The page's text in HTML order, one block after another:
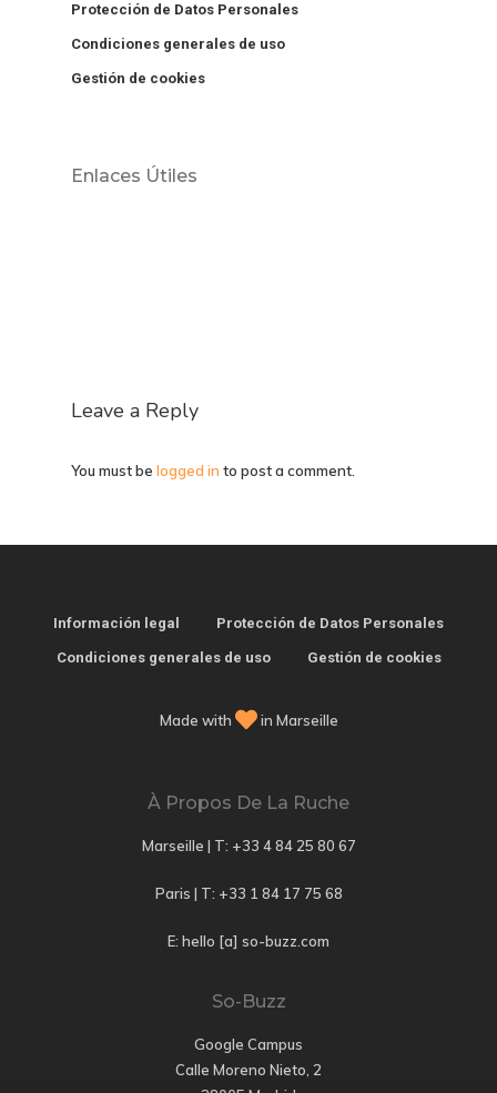
Protección de Datos Personales
Condiciones generales de uso
Gestión de cookies
Enlaces Útiles
Leave a Reply
You must be logged in to post a comment.
Información legal Protección de Datos Personales
Condiciones generales de uso Gestión de cookies
Made with in Marseille
À Propos De La Ruche
Marseille | T: +33 4 84 25 80 67
Paris | T: +33 1 84 17 75 68
E: hello [a] so-buzz.com
So-Buzz
Google Campus
Calle Moreno Nieto, 2